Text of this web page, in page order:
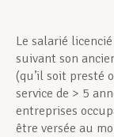
Le salarié
suivant son
(qu’il soit presté
service de > 5
entreprises
être versée au